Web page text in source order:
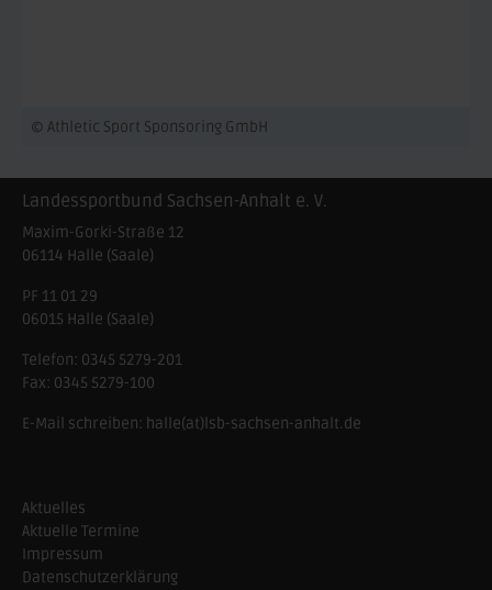
© Athletic Sport Sponsoring GmbH
Landessportbund Sachsen-Anhalt e. V.
Maxim-Gorki-Straße 12
06114 Halle (Saale)
PF 11 01 29
06015 Halle (Saale)
Telefon: 0345 5279-201
Fax: 0345 5279-100
E-Mail schreiben: halle(at)lsb-sachsen-anhalt.de
Aktuelles
Aktuelle Termine
Impressum
Datenschutzerklärung